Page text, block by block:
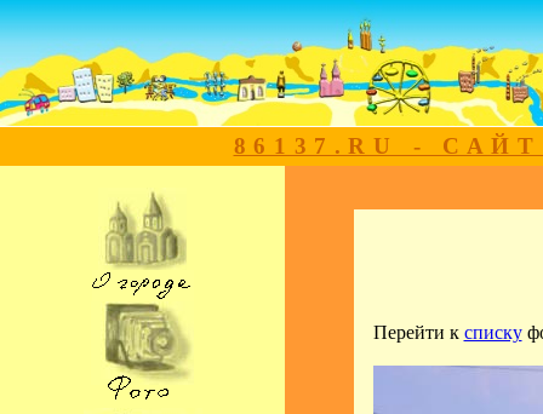
86137.RU -
Перейти к списку